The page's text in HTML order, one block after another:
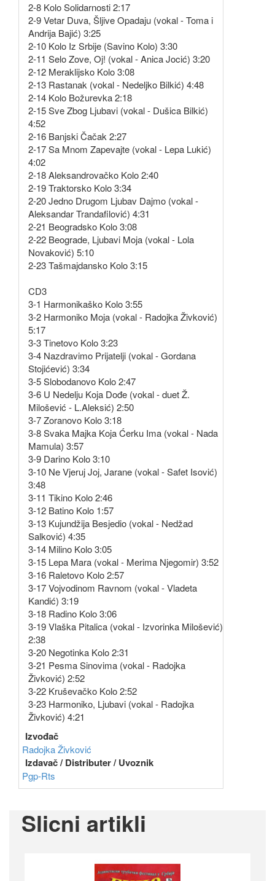
2-8 Kolo Solidarnosti 2:17
2-9 Vetar Duva, Šljive Opadaju (vokal - Toma i
Andrija Bajić) 3:25
2-10 Kolo Iz Srbije (Savino Kolo) 3:30
2-11 Selo Zove, Oj! (vokal - Anica Jocić) 3:20
2-12 Meraklijsko Kolo 3:08
2-13 Rastanak (vokal - Nedeljko Bilkić) 4:48
2-14 Kolo Božurevka 2:18
2-15 Sve Zbog Ljubavi (vokal - Dušica Bilkić)
4:52
2-16 Banjski Čačak 2:27
2-17 Sa Mnom Zapevajte (vokal - Lepa Lukić)
4:02
2-18 Aleksandrovačko Kolo 2:40
2-19 Traktorsko Kolo 3:34
2-20 Jedno Drugom Ljubav Dajmo (vokal -
Aleksandar Trandafilović) 4:31
2-21 Beogradsko Kolo 3:08
2-22 Beograde, Ljubavi Moja (vokal - Lola
Novaković) 5:10
2-23 Tašmajdansko Kolo 3:15
CD3
3-1 Harmonikaško Kolo 3:55
3-2 Harmoniko Moja (vokal - Radojka Živković)
5:17
3-3 Tinetovo Kolo 3:23
3-4 Nazdravimo Prijatelji (vokal - Gordana
Stojićević) 3:34
3-5 Slobodanovo Kolo 2:47
3-6 U Nedelju Koja Dođe (vokal - duet Ž.
Milošević - L.Aleksić) 2:50
3-7 Zoranovo Kolo 3:18
3-8 Svaka Majka Koja Ćerku Ima (vokal - Nada
Mamula) 3:57
3-9 Darino Kolo 3:10
3-10 Ne Vjeruj Joj, Jarane (vokal - Safet Isović)
3:48
3-11 Tikino Kolo 2:46
3-12 Batino Kolo 1:57
3-13 Kujundžija Besjedio (vokal - Nedžad
Salković) 4:35
3-14 Milino Kolo 3:05
3-15 Lepa Mara (vokal - Merima Njegomir) 3:52
3-16 Raletovo Kolo 2:57
3-17 Vojvodinom Ravnom (vokal - Vladeta
Kandić) 3:19
3-18 Radino Kolo 3:06
3-19 Vlaška Pitalica (vokal - Izvorinka Milošević)
2:38
3-20 Negotinka Kolo 2:31
3-21 Pesma Sinovima (vokal - Radojka
Živković) 2:52
3-22 Kruševačko Kolo 2:52
3-23 Harmoniko, Ljubavi (vokal - Radojka
Živković) 4:21
Izvođač
Radojka Živković
Izdavač / Distributer / Uvoznik
Pgp-Rts
Slicni artikli